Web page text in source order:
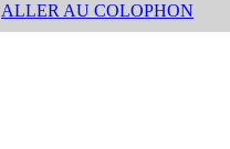
ALLER AU COLOPHON